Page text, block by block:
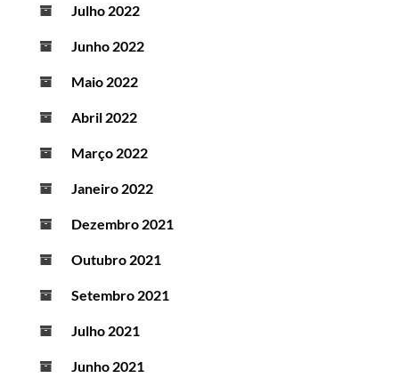
Julho 2022
Junho 2022
Maio 2022
Abril 2022
Março 2022
Janeiro 2022
Dezembro 2021
Outubro 2021
Setembro 2021
Julho 2021
Junho 2021